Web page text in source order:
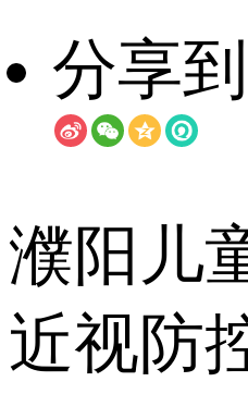
分享到
濮阳儿
近视防